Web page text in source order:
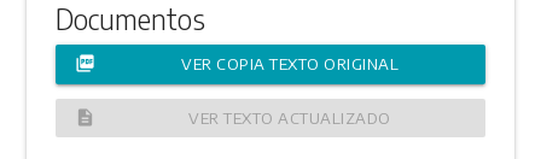
Documentos
picture_as_pdf VER COPIA TEXTO ORIGINAL
description VER TEXTO ACTUALIZADO